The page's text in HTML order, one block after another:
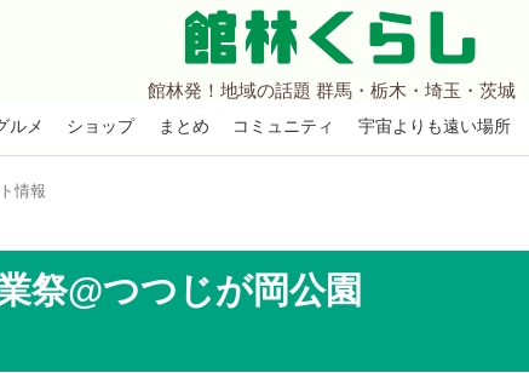
館林くらし
館林発！地域の話題 群馬・栃木・埼玉・茨城
ルメ ショップ まとめ コミュニティ 宇宙よりも遠い場所
情報
祭@つつじが岡公園